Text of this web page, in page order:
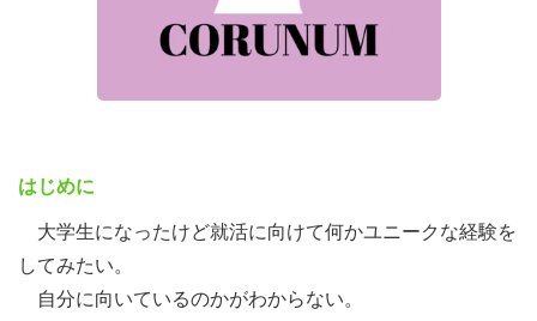
はじめに
大学生になったけど就活に向けて何かユニークな経験を
してみたい。
自分に向いているのかがわからない。